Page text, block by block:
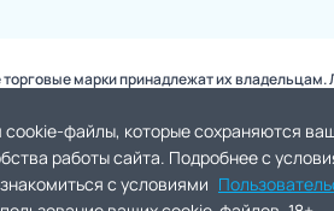
марки принадлежат их
18+ ИМЕЮТСЯ
файлы, которые сохраняются
работы сайта. Подробнее с
с условиями